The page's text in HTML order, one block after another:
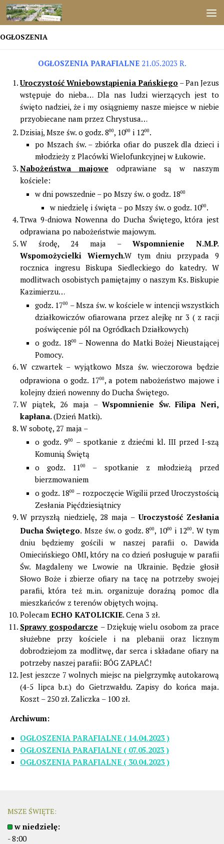
Przejdź do treści
OGŁOSZENIA
OGŁOSZENIA PARAFIALNE 21.05.2023 R.
Uroczystość Wniebowstąpienia Pańskiego – Pan Jezus
wstępuje do nieba… Dla nas ludzi wierzących jest to
święto nadziei, że i my osiągniemy nasze miejsce w niebie
przyobiecane nam przez Chrystusa…
Dzisiaj, Msze św. o godz. 800, 1000 i 1200.
po Mszach św. – zbiórka ofiar do puszek dla dzieci i
młodzieży z Placówki Wielofunkcyjnej w Łukowie.
Nabożeństwa majowe odprawiane są w naszym
kościele:
w dni powszednie – po Mszy św. o godz. 1800
w niedzielę i święta – po Mszy św. o godz. 1000.
Trwa 9-dniowa Nowenna do Ducha Świętego, która jest
odprawiana po nabożeństwie majowym.
W środę, 24 maja – Wspomnienie N.M.P.
Wspomożycielki Wiernych.W tym dniu przypada 9
rocznica ingresu Biskupa Siedleckiego do katedry. W
modlitwach osobistych pamiętajmy o naszym Ks. Biskupie
Kazimierzu…
godz. 1700 – Msza św. w kościele w intencji wszystkich
działkowiczów ofiarowana przez alejkę nr 3 ( z racji
poświęcenie pól na Ogródkach Działkowych)
o godz. 1800 – Nowenna do Matki Bożej Nieustającej
Pomocy.
W czwartek – wyjątkowo Msza św. wieczorowa będzie
odprawiona o godz. 1700, a potem nabożeństwo majowe i
kolejny dzień nowenny do Ducha Świętego.
W piątek, 26 maja –Wspomnienie Św. Filipa Neri,
kapłana.(Dzień Matki).
W sobotę, 27 maja –
o godz. 900
– spotkanie z dziećmi kl. III przed I-szą
Komunią Świętą
o godz. 1100
– spotkanie z młodzieżą przed
bierzmowaniem
o godz. 1800 – rozpoczęcie Wigilii przed Uroczystością
Zesłania Pięćdziesiątnicy
W przyszłą niedzielę, 28 maja –Uroczystość Zesłania
Ducha Świętego. Msze św. o godz. 800, 1000 i 1200. W tym
dniu będziemy gościli w naszej parafii o. Dawida
Omiecińskiego OMI, który na co dzień posługuje w parafii
Św. Magdaleny we Lwowie na Ukrainie. Będzie głosił
Słowo Boże i zbierze ofiary na tacę na potrzeby swojej
parafii, która też m.in. organizuje doraźną pomoc dla
mieszkańców z terenów objętych wojną.
Polecam ECHO KATOLICKIE. Cena 3 zł.
Sprawy gospodarcze – Dziękuję wielu osobom za prace
służebne przy kościele i na plebanii oraz licznym
dobrodziejom za modlitwę, dar serca i składane ofiary na
potrzeby naszej parafii: BÓG ZAPŁAĆ!
Jest jeszcze 7 wolnych miejsc na pielgrzymkę autokarową
(4-5 lipca b.r.) do Gietrzwałdu. Zapisy do końca maja.
Koszt – 250 zł. Zaliczka – 100 zł.
Archiwum:
OGŁOSZENIA PARAFIALNE ( 14.04.2023 )
OGŁOSZENIA PARAFIALNE ( 07.05.2023 )
OGŁOSZENIA PARAFIALNE ( 30.04.2023 )
MSZE ŚWIĘTE:
w niedzielę:
- 8:00